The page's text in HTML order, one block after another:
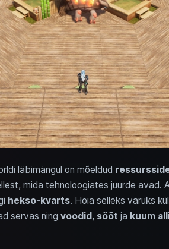
läbimängul on mõeldud
mida tehnoloogiates juurde avad.
hekso-kvarts. Hoia selleks varuks
servas ning voodid, sööt ja kuum